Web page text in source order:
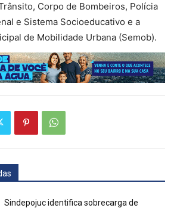
Corpo de Bombeiros, Polícia
e Sistema Socioeducativo e a
de Mobilidade Urbana (Semob).
Sindepojuc identifica sobrecarga de